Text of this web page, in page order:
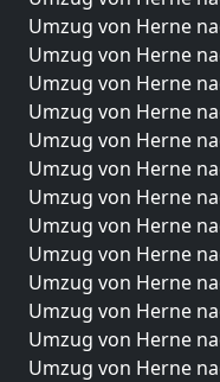
Umzug von Herne
Umzug von Herne
Umzug von Herne
Umzug von Herne
Umzug von Herne
Umzug von Herne
Umzug von Herne
Umzug von Herne
Umzug von Herne
Umzug von Herne
Umzug von Herne
Umzug von Herne
Umzug von Herne